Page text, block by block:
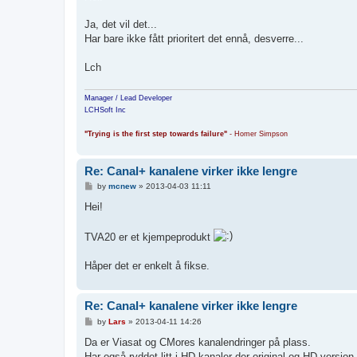
Ja, det vil det...
Har bare ikke fått prioritert det ennå, desverre...
Lch
Manager / Lead Developer
LCHSoft Inc
"Trying is the first step towards failure" - Homer Simpson
Re: Canal+ kanalene virker ikke lengre
P
s
by mcnew» 2013-04-03 11:11
Hei!
TVA20 er et kjempeprodukt
Håper det er enkelt å fikse.
Re: Canal+ kanalene virker ikke lengre
P
s
by Lars » 2013-04-11 14:26
Da er Viasat og CMores kanalendringer på plass.